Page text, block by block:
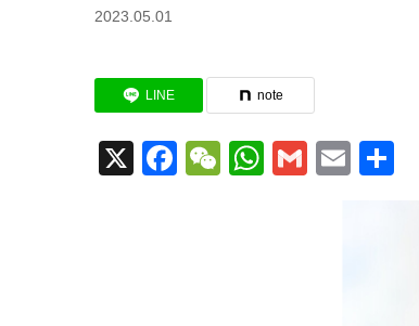
2023.05.01
LINE note
X Facebook
WeChat
WhatsApp
GmailEmail